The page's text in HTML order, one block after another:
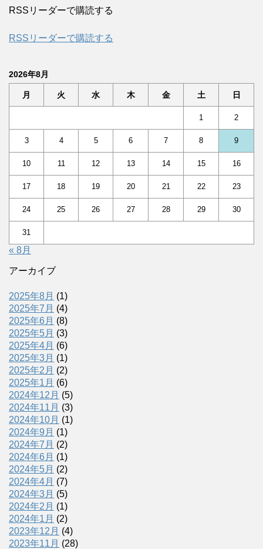
RSSリーダーで購読する
RSSリーダーで購読する
2026年8月
月 火 水 木 金 土 日
1 2
3 4 5 6 7 8 9
10 11 12 13 14 15 16
17 18 19 20 21 22 23
24 25 26 27 28 29 30
31
« 8月
アーカイブ
2025年8月 (1)
2025年7月 (4)
2025年6月 (8)
2025年5月 (3)
2025年4月 (6)
2025年3月 (1)
2025年2月 (2)
2025年1月 (6)
2024年12月 (5)
2024年11月 (3)
2024年10月 (1)
2024年9月 (1)
2024年7月 (2)
2024年6月 (1)
2024年5月 (2)
2024年4月 (7)
2024年3月 (5)
2024年2月 (1)
2024年1月 (2)
2023年12月 (4)
2023年11月 (28)